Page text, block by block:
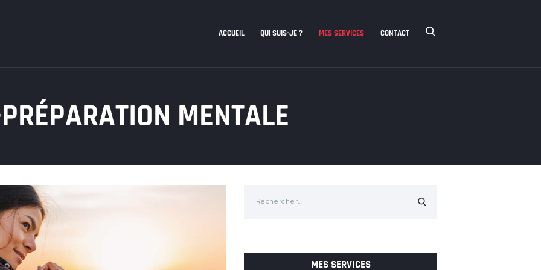
ACCUEIL QUI SUIS-JE ? MES SERVICES CONTACT
MENTALE
MES SERVICES